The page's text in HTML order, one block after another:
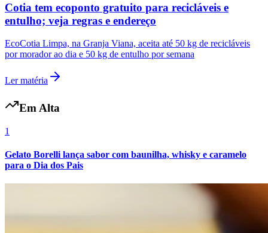
Cotia tem ecoponto gratuito para recicláveis e
entulho; veja regras e endereço
EcoCotia Limpa, na Granja Viana, aceita até 50 kg de recicláveis
por morador ao dia e 50 kg de entulho por semana
Ler matéria
Em Alta
1
Gelato Borelli lança sabor com baunilha, whisky e caramelo
para o Dia dos Pais